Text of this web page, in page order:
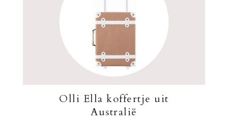
Olli Ella koffertje uit
Australië